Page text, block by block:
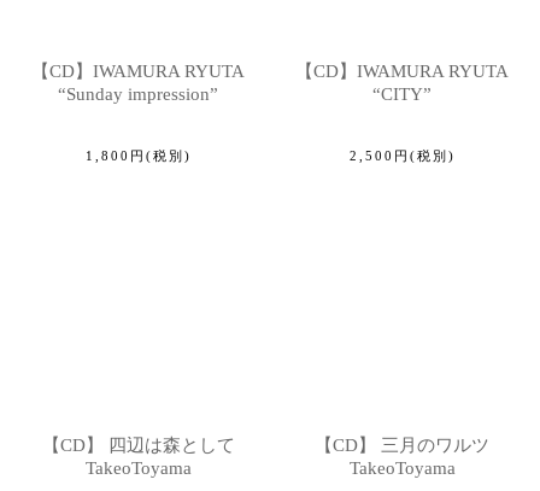
【CD】IWAMURA RYUTA
“Sunday impression”
1,800 円 (税別)
【CD】IWAMURA RYUTA
“CITY”
2,500 円 (税別)
【CD】 四辺は森として
TakeoToyama
【CD】 三月のワルツ
TakeoToyama